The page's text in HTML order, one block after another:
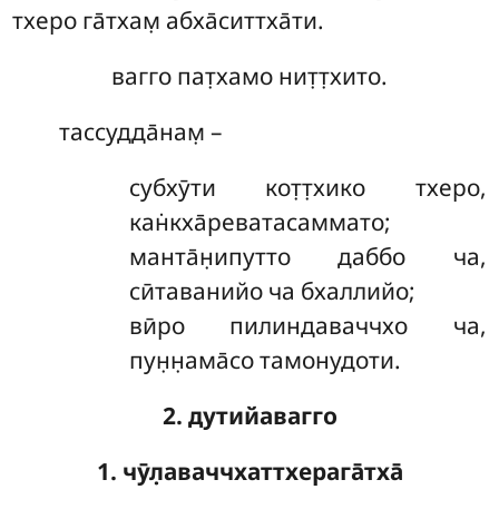
тхеро га̄тхам̣ абха̄ситтха̄ти.
вагго пат̣хамо нит̣т̣хито.
тассудда̄нам̣ –
субхӯти кот̣т̣хико тхеро,
кан̇кха̄реватасаммато;
манта̄н̣ипутто даббо ча,
сӣтаванийо ча бхаллийо;
вӣро пилиндаваччхо ча,
пун̣н̣ама̄со тамонудоти.
2. дутийавагго
1. чӯл̣аваччхаттхерага̄тха̄